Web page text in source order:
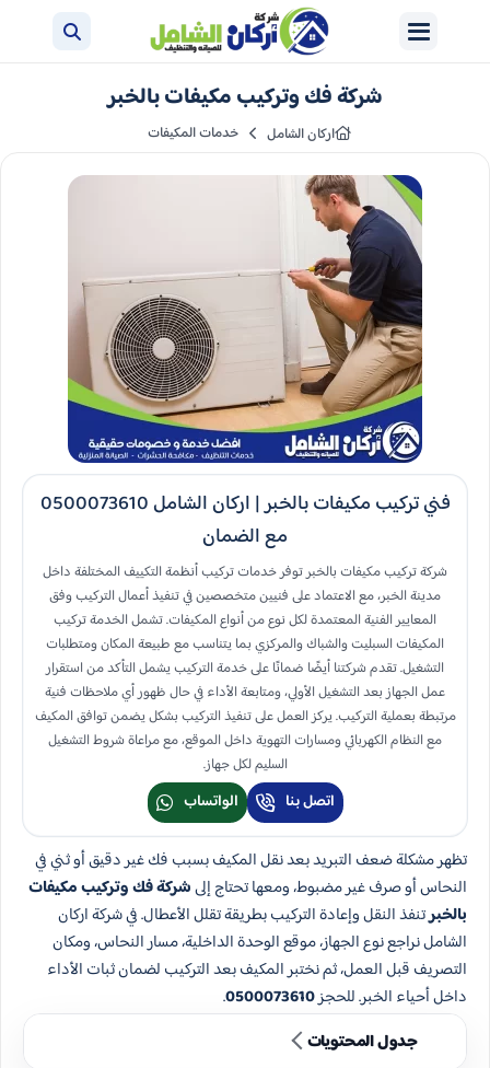
شركة فك وتركيب مكيفات بالخبر
اركان الشامل خدمات المكيفات
فني تركيب مكيفات بالخبر | اركان الشامل 0500073610
مع الضمان
شركة تركيب مكيفات بالخبر توفر خدمات تركيب أنظمة التكييف المختلفة داخل
مدينة الخبر، مع الاعتماد على فنيين متخصصين في تنفيذ أعمال التركيب وفق
المعايير الفنية المعتمدة لكل نوع من أنواع المكيفات. تشمل الخدمة تركيب
المكيفات السبليت والشباك والمركزي بما يتناسب مع طبيعة المكان ومتطلبات
التشغيل. تقدم شركتنا أيضًا ضمانًا على خدمة التركيب يشمل التأكد من استقرار
عمل الجهاز بعد التشغيل الأولي، ومتابعة الأداء في حال ظهور أي ملاحظات فنية
مرتبطة بعملية التركيب. يركز العمل على تنفيذ التركيب بشكل يضمن توافق المكيف
مع النظام الكهربائي ومسارات التهوية داخل الموقع، مع مراعاة شروط التشغيل
السليم لكل جهاز.
اتصل بنا الواتساب
تظهر مشكلة ضعف التبريد بعد نقل المكيف بسبب فك غير دقيق أو ثني في
النحاس أو صرف غير مضبوط، ومعها تحتاج إلىشركة فك وتركيب مكيفات
بالخبرتنفذ النقل وإعادة التركيب بطريقة تقلل الأعطال. في شركة اركان
الشامل نراجع نوع الجهاز، موقع الوحدة الداخلية، مسار النحاس، ومكان
التصريف قبل العمل، ثم نختبر المكيف بعد التركيب لضمان ثبات الأداء
داخل أحياء الخبر. للحجز0500073610
.
جدول المحتويات